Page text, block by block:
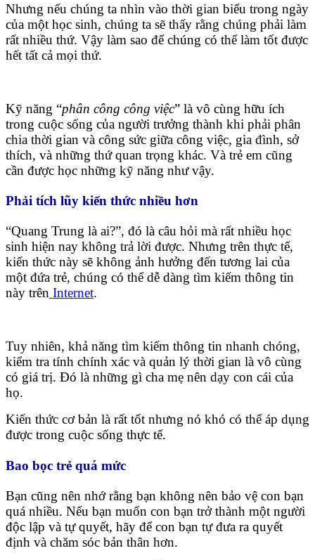
Nhưng nếu chúng ta nhìn vào thời gian biểu trong ngày
của một học sinh, chúng ta sẽ thấy rằng chúng phải làm
rất nhiều thứ. Vậy làm sao để chúng có thể làm tốt được
hết tất cả mọi thứ.
Kỹ năng “phân công công việc” là vô cùng hữu ích
trong cuộc sống của người trưởng thành khi phải phân
chia thời gian và công sức giữa công việc, gia đình, sở
thích, và những thứ quan trọng khác. Và trẻ em cũng
cần được học những kỹ năng như vậy.
Phải tích lũy kiến thức nhiều hơn
“Quang Trung là ai?”, đó là câu hỏi mà rất nhiều học
sinh hiện nay không trả lời được. Nhưng trên thực tế,
kiến thức này sẽ không ảnh hưởng đến tương lai của
một đứa trẻ, chúng có thể dễ dàng tìm kiếm thông tin
này trên Internet.
Tuy nhiên, khả năng tìm kiếm thông tin nhanh chóng,
kiểm tra tính chính xác và quản lý thời gian là vô cùng
có giá trị. Đó là những gì cha mẹ nên dạy con cái của
họ.
Kiến thức cơ bản là rất tốt nhưng nó khó có thể áp dụng
được trong cuộc sống thực tế.
Bao bọc trẻ quá mức
Bạn cũng nên nhớ rằng bạn không nên bảo vệ con bạn
quá nhiều. Nếu bạn muốn con bạn trở thành một người
độc lập và tự quyết, hãy để con bạn tự đưa ra quyết
định và chăm sóc bản thân hơn.